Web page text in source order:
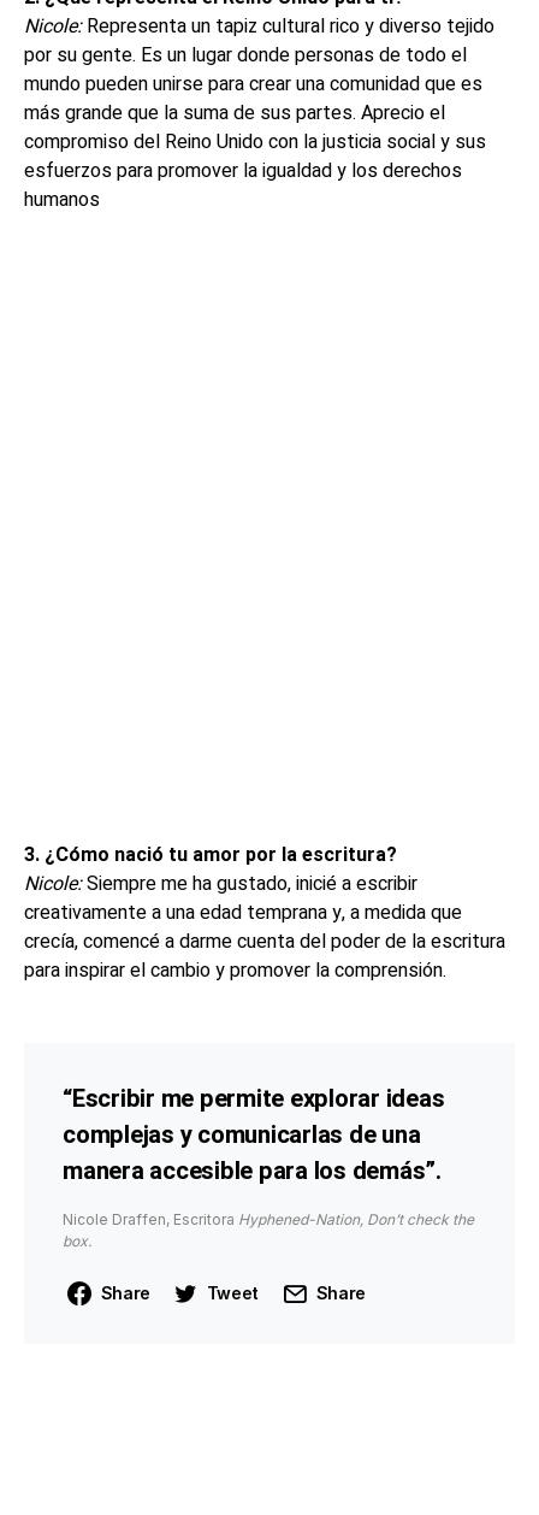
Nicole:Representa un tapiz cultural rico y diverso tejido
por su gente. Es un lugar donde personas de todo el
mundo pueden unirse para crear una comunidad que es
más grande que la suma de sus partes. Aprecio el
compromiso del Reino Unido con la justicia social y sus
esfuerzos para promover la igualdad y los derechos
humanos
3. ¿Cómo nació tu amor por la escritura?
Nicole:Siempre me ha gustado, inicié a escribir
creativamente a una edad temprana y, a medida que
crecía, comencé a darme cuenta del poder de la escritura
para inspirar el cambio y promover la comprensión.
“Escribir me permite explorar ideas
complejas y comunicarlas de una
manera accesible para los demás”.
Nicole Draffen, Escritora Hyphened-Nation, Don’t check the
box.
Share Tweet Share